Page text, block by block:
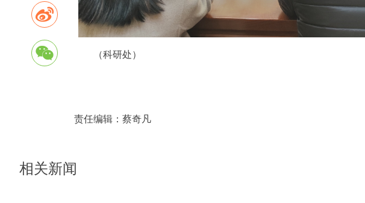
（科研处）
责任编辑： 蔡奇凡
相关新闻